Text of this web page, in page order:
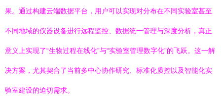
果。通过构建云端数据平台，用户可以实现对分布在不同实验室甚至
不同地域的仪器设备进行远程监控、数据统一管理与深度分析，真正
意义上实现了“生物过程在线化”与“实验室管理数字化”的飞跃。这一解
决方案，尤其契合了当前多中心协作研究、标准化质控以及智能化实
验室建设的迫切需求。